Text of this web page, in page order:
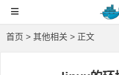
首页 > 其他相关 > 正文